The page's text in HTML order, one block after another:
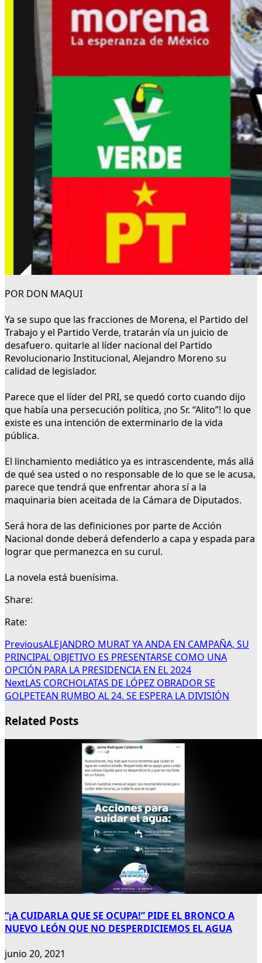
POR DON MAQUI
Ya se supo que las fracciones de Morena, el Partido del
Trabajo y el Partido Verde, tratarán vía un juicio de
desafuero. quitarle al líder nacional del Partido
Revolucionario Institucional, Alejandro Moreno su
calidad de legislador.
Parece que el líder del PRI, se quedó corto cuando dijo
que había una persecución política, ¡no Sr. “Alito”! lo que
existe es una intención de exterminarlo de la vida
pública.
El linchamiento mediático ya es intrascendente, más allá
de qué sea usted o no responsable de lo que se le acusa,
parece que tendrá que enfrentar ahora sí a la
maquinaria bien aceitada de la Cámara de Diputados.
Será hora de las definiciones por parte de Acción
Nacional donde deberá defenderlo a capa y espada para
lograr que permanezca en su curul.
La novela está buenísima.
Share:
Rate:
PreviousALEJANDRO MURAT YA ANDA EN CAMPAÑA, SU
PRINCIPAL OBJETIVO ES PRESENTARSE COMO UNA
OPCIÓN PARA LA PRESIDENCIA EN EL 2024
NextLAS CORCHOLATAS DE LÓPEZ OBRADOR SE
GOLPETEAN RUMBO AL 24. SE ESPERA LA DIVISIÓN
Related Posts
“¡A CUIDARLA QUE SE OCUPA!” PIDE EL BRONCO A
NUEVO LEÓN QUE NO DESPERDICIEMOS EL AGUA
junio 20, 2021